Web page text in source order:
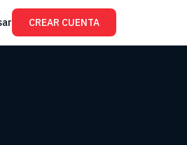
CREAR CUENTA